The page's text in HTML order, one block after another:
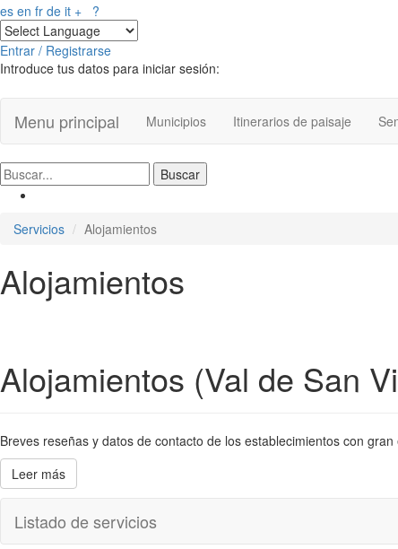
es en fr de it + ?
Entrar / Registrarse
Introduce tus datos para iniciar sesión:
Menu principal Municipios Itinerarios de paisaje
Servicios Alojamientos
Alojamientos
Alojamientos (Val de San
Breves reseñas y datos de contacto de los establecimientos con
Leer más
Listado de servicios